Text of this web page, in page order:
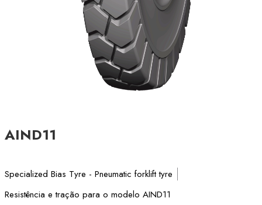
AIND11
Specialized Bias Tyre - Pneumatic forklift tyre
Resistência e tração para o modelo AIND11